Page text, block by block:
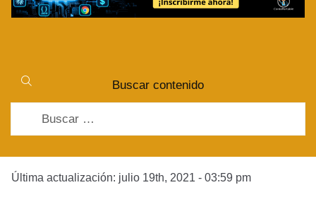
Buscar contenido
Última actualización: julio 19th, 2021 - 03:59 pm